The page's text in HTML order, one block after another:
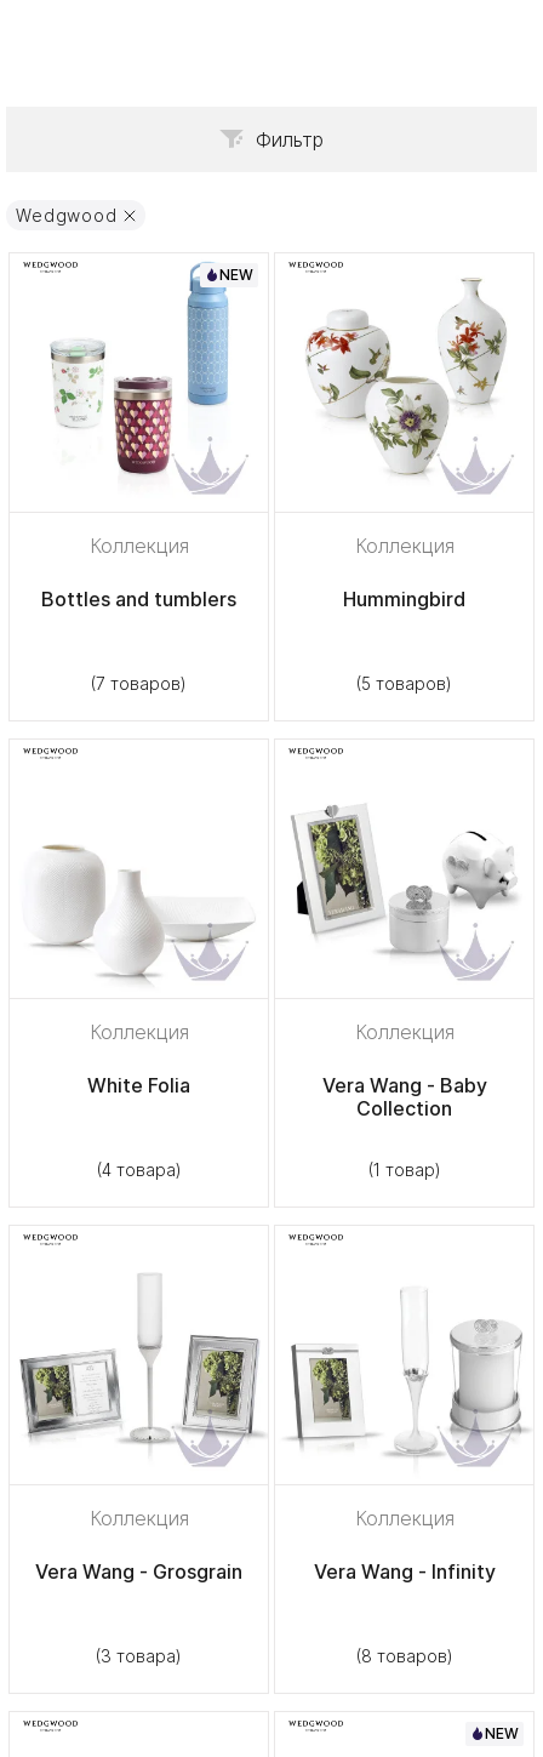
Фильтр
Wedgwood
NEW
Коллекция
Bottles and tumblers
(7 товаров)
Коллекция
Hummingbird
(5 товаров)
Коллекция
White Folia
(4 товара)
Коллекция
Vera Wang - Baby
Collection
(1 товар)
Коллекция
Vera Wang - Grosgrain
(3 товара)
Коллекция
Vera Wang - Infinity
(8 товаров)
NEW